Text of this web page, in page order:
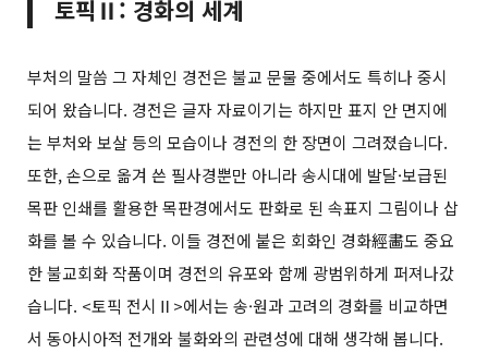
토픽Ⅱ: 경화의 세계
부처의 말씀 그 자체인 경전은 불교 문물 중에서도 특히나 중시
되어 왔습니다. 경전은 글자 자료이기는 하지만 표지 안 면지에
는 부처와 보살 등의 모습이나 경전의 한 장면이 그려졌습니다.
또한, 손으로 옮겨 쓴 필사경뿐만 아니라 송시대에 발달·보급된
목판 인쇄를 활용한 목판경에서도 판화로 된 속표지 그림이나 삽
화를 볼 수 있습니다. 이들 경전에 붙은 회화인 경화經畵도 중요
한 불교회화 작품이며 경전의 유포와 함께 광범위하게 퍼져나갔
습니다. <토픽 전시Ⅱ>에서는 송·원과 고려의 경화를 비교하면
서 동아시아적 전개와 불화와의 관련성에 대해 생각해 봅니다.